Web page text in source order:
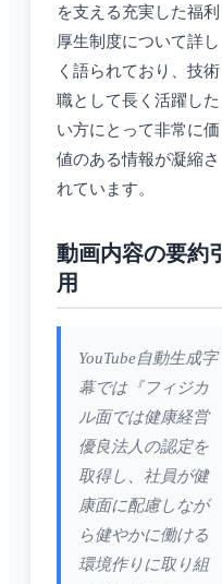
を支える充実した福利
厚生制度について詳し
く語られており、技術
職として長く活躍した
い方にとって非常に価
値のある情報が凝縮さ
れています。
動画内容の要約引
用
YouTube自動生成字
幕では『フィジカ
ル面では健康経営
優良法人の認定を
取得し、社員が健
康面に配慮しなが
ら健やかに働ける
環境作りに取り組